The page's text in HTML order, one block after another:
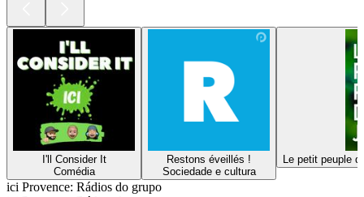
I'll Consider It
Comédia
Restons éveillés !
Sociedade e cultura
Le petit peuple
ici Provence: Rádios do grupo